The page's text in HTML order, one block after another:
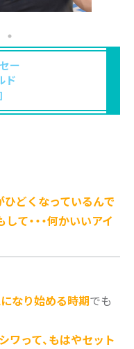
ー
ド
ひどくなっているんで
て・・・何かいいアイ
なり始める時期でも
ワって、もはやセット